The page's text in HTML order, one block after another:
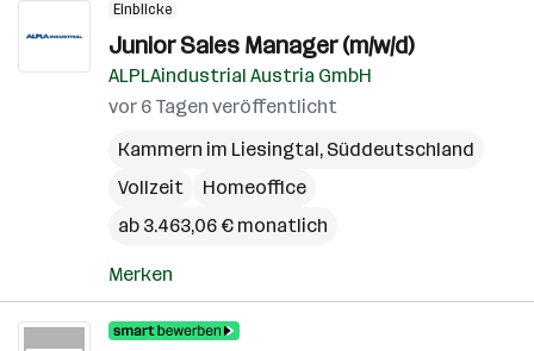
Einblicke
Junior Sales Manager (m/w/d)
ALPLAindustrial Austria GmbH
vor 6 Tagen veröffentlicht
Kammern im Liesingtal, Süddeutschland
Vollzeit
Homeoffice
ab 3.463,06 € monatlich
Merken